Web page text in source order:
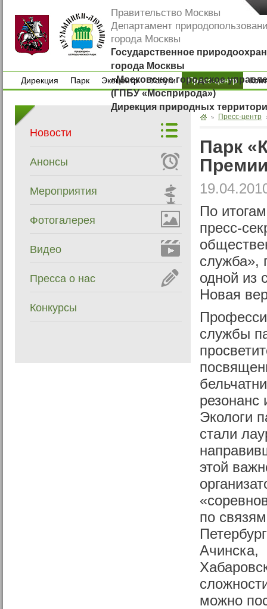
Правительство Москвы
Департамент
города Москвы
Государственное
города Москвы
«Московское городское
(ГПБУ «Мосприрода»)
Дирекция природных
Дирекция
Парк
Экоцентр
Экоцентр
Услуги
Услуги
Пресс-центр
Новости
Анонсы
Мероприятия
Фотогалерея
Видео
Пресса о нас
Конкурсы
Пресс-центр
Парк
По
пресс-
служба»,
одной из
Новая
службы
Экологи
стали
этой
по
Ачинска,
можно